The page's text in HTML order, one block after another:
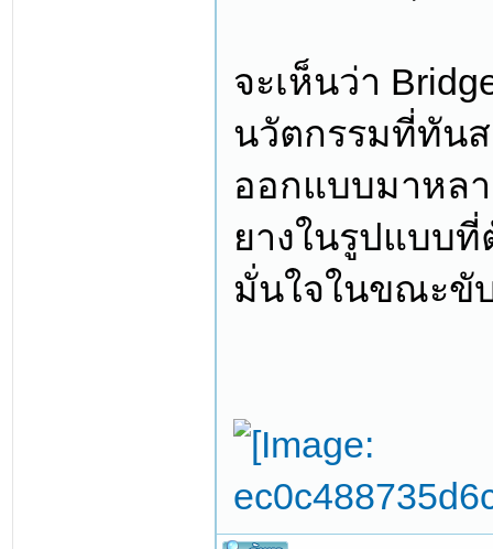
จะเห็นว่า
นวัตกรรมที่ทัน
ออกแบบมาหลา
ยางในรูปแบบที่
มั่นใจในขณะขั